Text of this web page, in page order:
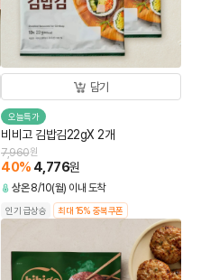
담기
오늘특가
비비고 김밥김22gX 2개
7,960원
40% 4,776원
상온 8/10(월) 이내 도착
인기 급상승 최대 15% 중복쿠폰